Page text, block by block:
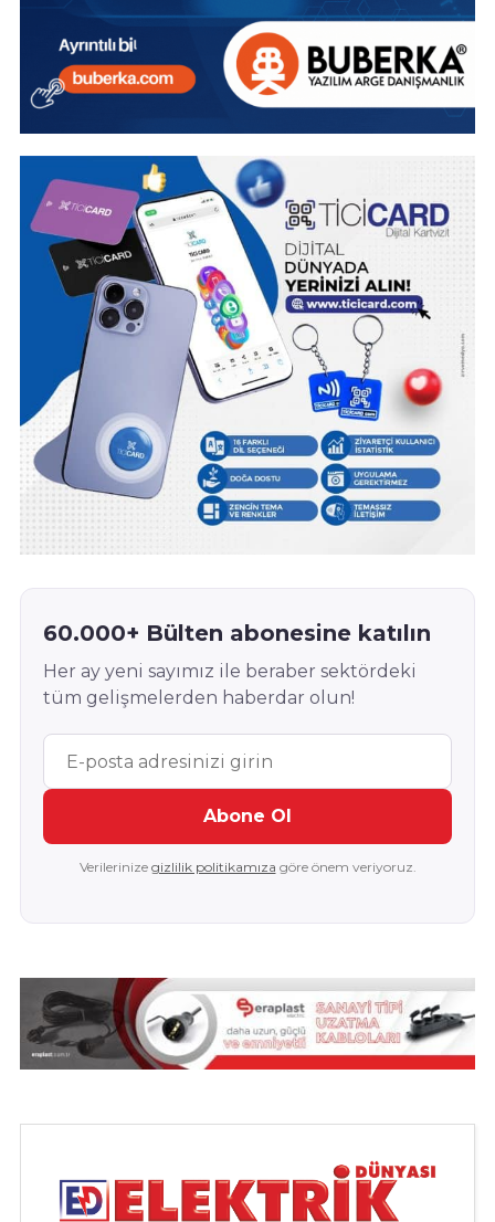
60.000+ Bülten abonesine katılın
Her ay yeni sayımız ile beraber sektördeki
tüm gelişmelerden haberdar olun!
Abone Ol
Verilerinize gizlilik politikamıza göre önem veriyoruz.